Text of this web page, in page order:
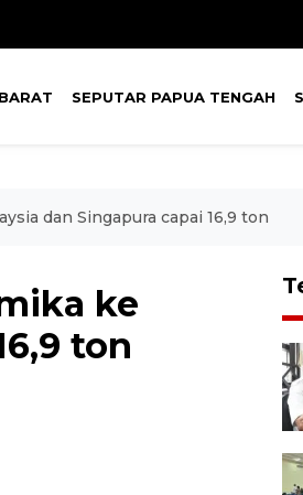
SEPUTAR PAPUA TENGAH
dan Singapura capai 16,9 ton
ke
ton